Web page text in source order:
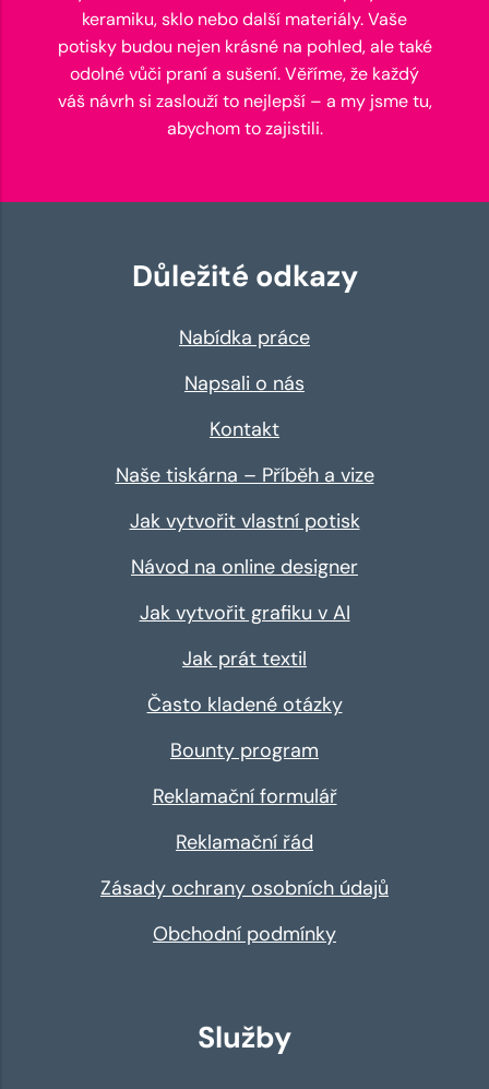
keramiku, sklo nebo další materiály. Vaše
potisky budou nejen krásné na pohled, ale také
odolné vůči praní a sušení. Věříme, že každý
váš návrh si zaslouží to nejlepší – a my jsme tu,
abychom to zajistili.
Důležité odkazy
Nabídka práce
Napsali o nás
Kontakt
Naše tiskárna – Příběh a vize
Jak vytvořit vlastní potisk
Návod na online designer
Jak vytvořit grafiku v AI
Jak prát textil
Často kladené otázky
Bounty program
Reklamační formulář
Reklamační řád
Zásady ochrany osobních údajů
Obchodní podmínky
Služby